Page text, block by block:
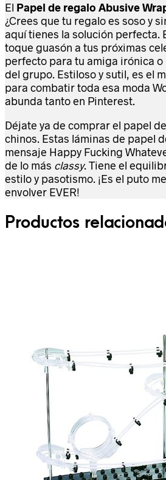
El Papel de regalo Abusive
¿Crees que tu regalo es soso y
aquí tienes la solución perfecta.
toque guasón a tus próximas
perfecto para tu amiga irónica
del grupo. Estiloso y sutil, es el
para combatir toda esa moda
abunda tanto en Pinterest.
Déjate ya de comprar el papel
chinos. Estas láminas de papel
mensaje Happy Fucking
de lo más classy. Tiene el
estilo y pasotismo. ¡Es el puto
envolver EVER!
Productos